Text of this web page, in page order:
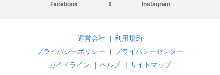
Facebook X Instagram
運営会社 | 利用規約
プライバシーポリシー
| プライバシーセンター
ガイドライン
| ヘルプ | サイトマップ